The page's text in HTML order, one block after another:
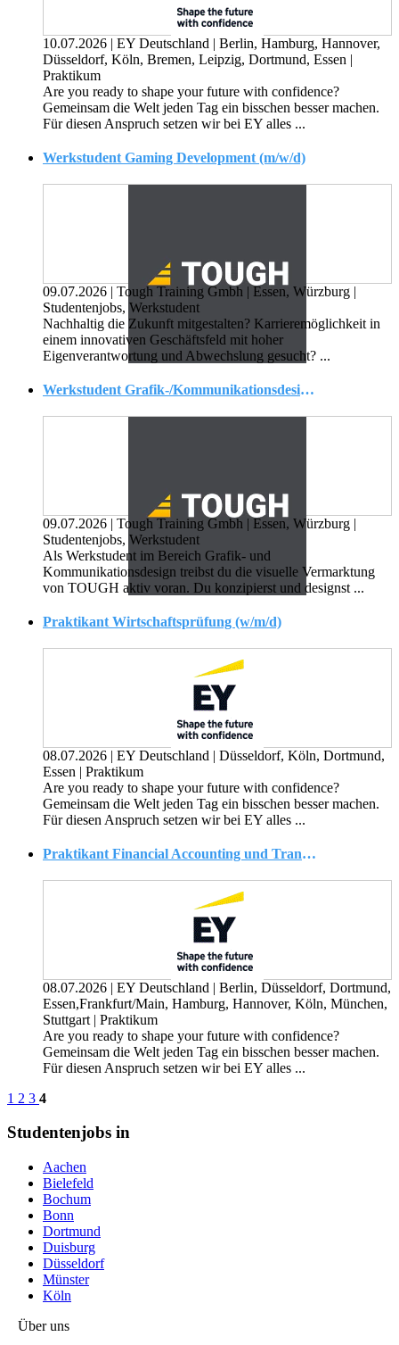
10.07.2026 | EY Deutschland | Berlin, Hamburg, Hannover,
Düsseldorf, Köln, Bremen, Leipzig, Dortmund, Essen |
Praktikum
Are you ready to shape your future with confidence?
Gemeinsam die Welt jeden Tag ein bisschen besser machen.
Für diesen Anspruch setzen wir bei EY alles ...
Werkstudent Gaming Development (m/w/d)
09.07.2026 | Tough Training Gmbh | Essen, Würzburg |
Studentenjobs, Werkstudent
Nachhaltig die Zukunft mitgestalten? Karrieremöglichkeit in
einem innovativen Geschäftsfeld mit hoher
Eigenverantwortung und Abwechslung gesucht? ...
Werkstudent Grafik-/Kommunikationsdesign (m/w/d)
09.07.2026 | Tough Training Gmbh | Essen, Würzburg |
Studentenjobs, Werkstudent
Als Werkstudent im Bereich Grafik- und
Kommunikationsdesign treibst du die visuelle Vermarktung
von TOUGH aktiv voran. Du konzipierst und designst ...
Praktikant Wirtschaftsprüfung (w/m/d)
08.07.2026 | EY Deutschland | Düsseldorf, Köln, Dortmund,
Essen | Praktikum
Are you ready to shape your future with confidence?
Gemeinsam die Welt jeden Tag ein bisschen besser machen.
Für diesen Anspruch setzen wir bei EY alles ...
Praktikant Financial Accounting und Transaction Accounting Beratung (FAAS) (w/m/d)
08.07.2026 | EY Deutschland | Berlin, Düsseldorf, Dortmund,
Essen,Frankfurt/Main, Hamburg, Hannover, Köln, München,
Stuttgart | Praktikum
Are you ready to shape your future with confidence?
Gemeinsam die Welt jeden Tag ein bisschen besser machen.
Für diesen Anspruch setzen wir bei EY alles ...
1 2 3 4
Studentenjobs in
Aachen
Bielefeld
Bochum
Bonn
Dortmund
Duisburg
Düsseldorf
Münster
Köln
Über uns